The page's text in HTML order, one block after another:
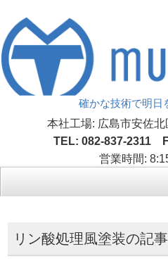
確かな技術で明日
本社工場: 広島市安佐
TEL: 082-837-2311
営業時間:
リン酸処理風塗装の記